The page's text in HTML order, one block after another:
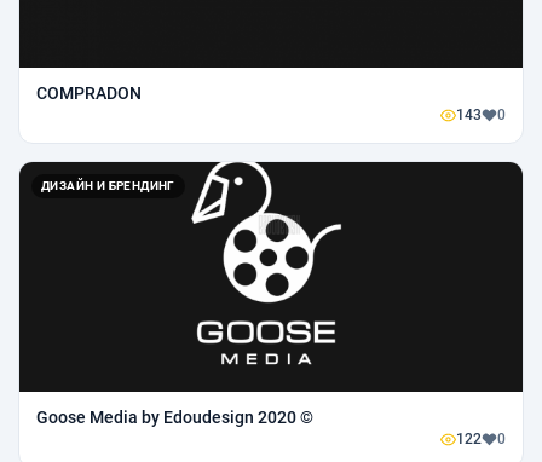
COMPRADON
143 0
ДИЗАЙН И БРЕНДИНГ
Goose Media by Edoudesign 2020 ©
122 0